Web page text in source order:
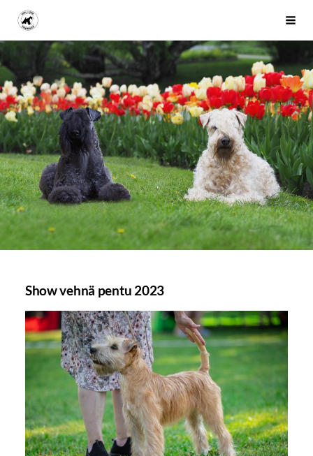
Siirry
sivun
sisältöön
Kerry- ja vehnäterrierikerho
Show vehnä pentu 2023